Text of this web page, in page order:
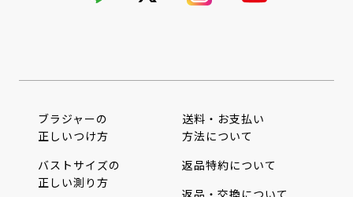
ブラジャーの
正しいつけ方
バストサイズの
正しい測り方
送料・お支払い
方法について
返品特約について